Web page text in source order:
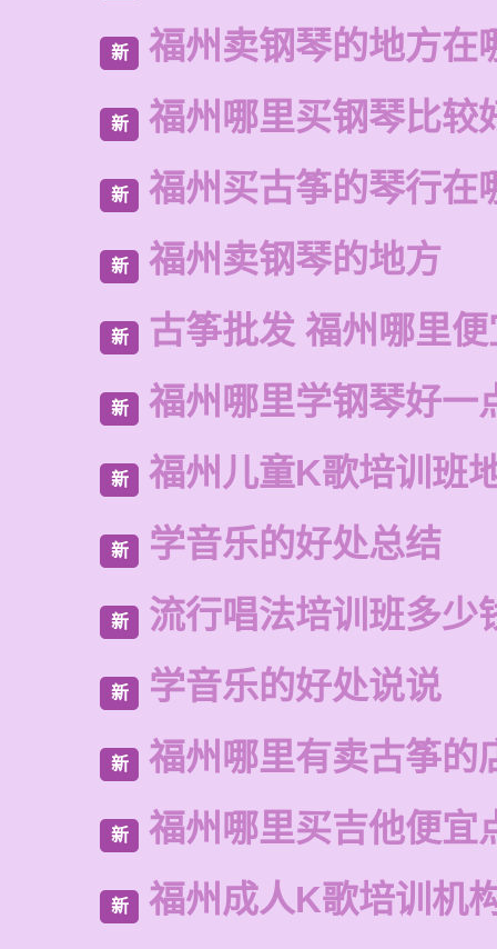
新 福州卖钢琴的地方在
新 福州哪里买钢琴比较
新 福州买古筝的琴行在
新 福州卖钢琴的地方
新 古筝批发 福州哪里
新 福州哪里学钢琴好一
新 福州儿童K歌培训班
新 学音乐的好处总结
新 流行唱法培训班多少
新 学音乐的好处说说
新 福州哪里有卖古筝的
新 福州哪里买吉他便宜
新 福州成人K歌培训机